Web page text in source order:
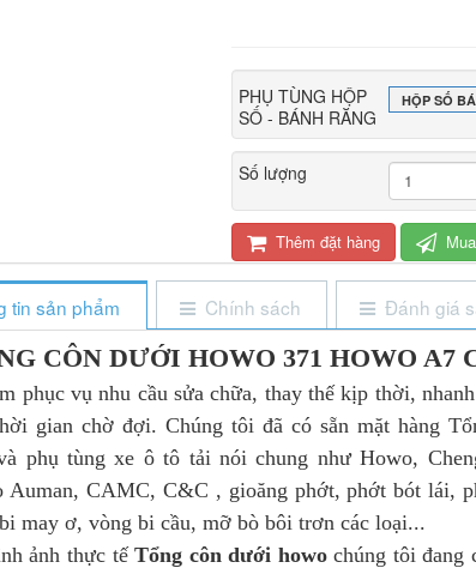
PHỤ TÙNG HỘP
SỐ - BÁNH RĂNG
HỘP SỐ
Số lượng
Thêm đặt hàng
tin sản phẩm Chính sách Đánh giá
CÔN DƯỚI HOWO 371 HOWO A7
vụ nhu cầu sửa chữa, thay thế kịp thời, nhanh
gian chờ đợi. Chúng tôi đã có sẵn mặt hàng
phụ tùng xe ô tô tải nói chung như Howo,
Auman, CAMC, C&C , gioăng phớt, phớt bót lái,
may ơ, vòng bi cầu, mỡ bò bôi trơn các loại...
thực tếTổng côn dưới howochúng tôi đang